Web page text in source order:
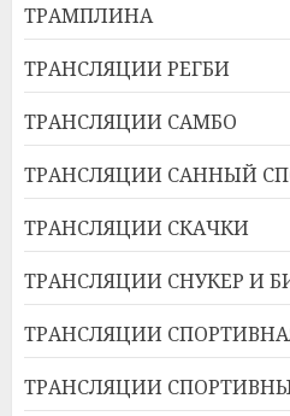
ТРАМПЛИНА
ТРАНСЛЯЦИИ РЕГБИ
ТРАНСЛЯЦИИ САМБО
ТРАНСЛЯЦИИ САННЫЙ
ТРАНСЛЯЦИИ СКАЧКИ
ТРАНСЛЯЦИИ СНУКЕР И
ТРАНСЛЯЦИИ
ТРАНСЛЯЦИИ